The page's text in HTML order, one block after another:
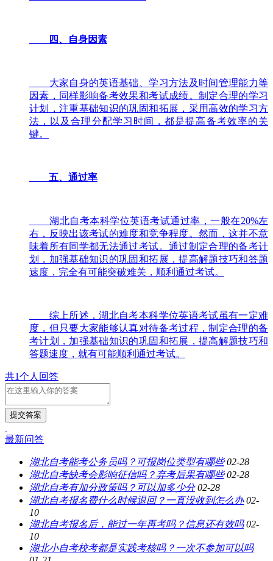
四、自身因素
大家自身的英语基础、学习方法及时间管理能力等
因素，同样影响备考效果和考试成绩。制定合理的学习
计划，注重基础知识的巩固和拓展，采用高效的学习方
法，以及合理分配学习时间，都是提高备考效率的关
键。
五、通过率
湖北自考本科学位英语考试通过率，一般在20%左
右，反映出该考试的难度和竞争程度。然而，这并不意
味着所有同学都无法通过考试。通过制定合理的备考计
划，加强基础知识的巩固和拓展，提高解题技巧和答题
速度，完全有可能突破难关，顺利通过考试。
综上所述，湖北自考本科学位英语考试虽有一定难
度，但只要大家能够认真对待备考过程，制定合理的备
考计划，加强基础知识的巩固和拓展，提高解题技巧和
答题速度，就有可能顺利通过考试。
共1个人回答
提交答案
最新问答
湖北自考能考公务员吗？可报岗位类型有哪些 02-28
湖北自考缺考会影响征信吗？弃考后果有哪些 02-28
湖北自考有加分政策吗？可以加多少分 02-28
湖北自考报名费什么时候退回？一直没收到怎么办 02-
10
湖北自考报名后，能过一年再考吗？信息还有效吗 02-
10
湖北小自考校考都是实践考核吗？一次不参加可以吗